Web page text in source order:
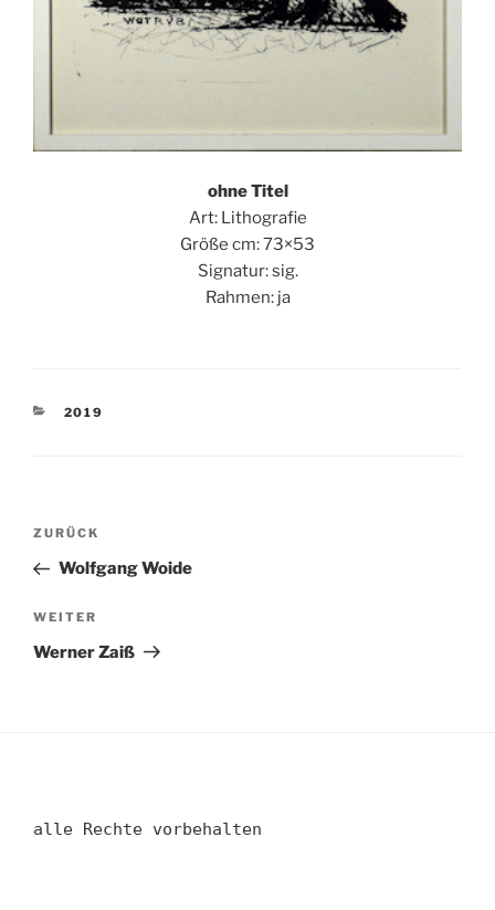
ohne Titel
Art: Lithografie
Größe cm: 73×53
Signatur: sig.
Rahmen: ja
KATEGORIEN
2019
Beitragsnavigation
Vorheriger
Beitrag
ZURÜCK
Wolfgang Woide
Nächster
Beitrag
WEITER
Werner Zaiß
alle Rechte vorbehalten